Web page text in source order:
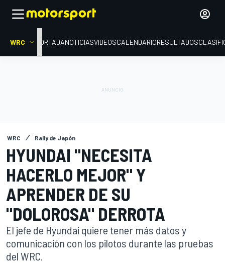
WRC PORTADANOTICIASVIDEOSCALENDARIORESULTADOS
WRC Rally de Japón
HYUNDAI "NECESITA
HACERLO MEJOR" Y
APRENDER DE SU
"DOLOROSA" DERROTA
El jefe de Hyundai quiere tener más datos y
comunicación con los pilotos durante las pruebas
del WRC.